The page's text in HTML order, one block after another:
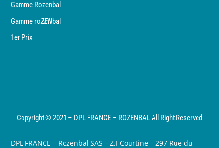
Gamme Rozenbal
Gamme roZENbal
1er Prix
Copyright © 2021 – DPL FRANCE – ROZENBAL All Right Reserved
DPL FRANCE – Rozenbal SAS – Z.I Courtine – 297 Rue du